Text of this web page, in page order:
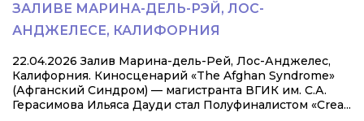
ЗАЛИВЕ МАРИНА-ДЕЛЬ-РЭЙ, ЛОС-
АНДЖЕЛЕСЕ, КАЛИФОРНИЯ
22.04.2026 Залив Марина-дель-Рей, Лос-Анджелес,
Калифорния. Киносценарий «The Afghan Syndrome»
(Афганский Синдром) — магистранта ВГИК им. С.А.
Герасимова Ильяса Дауди стал Полуфиналистом «Crea...